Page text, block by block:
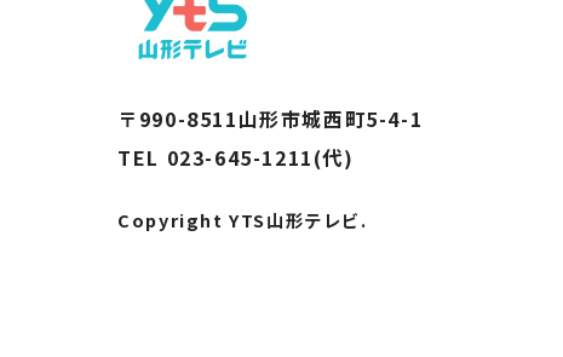
〒990-8511山形市城西町5-4-1
TEL 023-645-1211(代)
Copyright YTS山形テレビ.